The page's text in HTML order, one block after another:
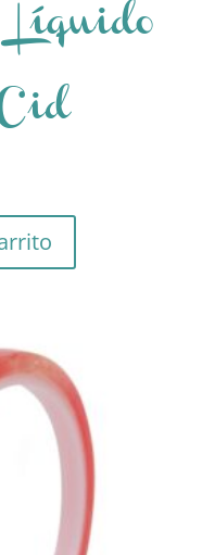
Líquido